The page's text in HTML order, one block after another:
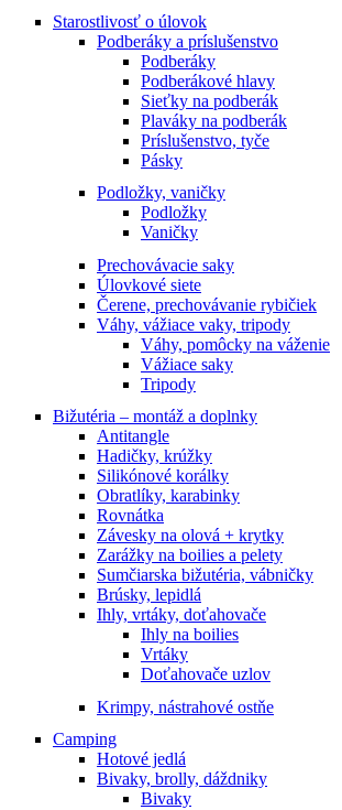
Starostlivosť o úlovok
Podberáky a príslušenstvo
Podberáky
Podberákové hlavy
Sieťky na podberák
Plaváky na podberák
Príslušenstvo, tyče
Pásky
Podložky, vaničky
Podložky
Vaničky
Prechovávacie saky
Úlovkové siete
Čerene, prechovávanie rybičiek
Váhy, vážiace vaky, tripody
Váhy, pomôcky na váženie
Vážiace saky
Tripody
Bižutéria – montáž a doplnky
Antitangle
Hadičky, krúžky
Silikónové korálky
Obratlíky, karabinky
Rovnátka
Závesky na olová + krytky
Zarážky na boilies a pelety
Sumčiarska bižutéria, vábničky
Brúsky, lepidlá
Ihly, vrtáky, doťahovače
Ihly na boilies
Vrtáky
Doťahovače uzlov
Krimpy, nástrahové ostňe
Camping
Hotové jedlá
Bivaky, brolly, dáždniky
Bivaky